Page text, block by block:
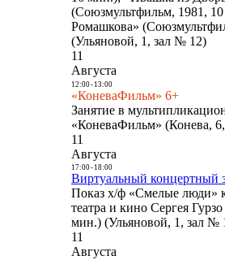
(Союзмультфильм, 1981,
Ромашкова»
(Ульяновой, 1, зал № 12)
11
Августа
12:00- 13:00
«КоневаФильм» 6+
Занятие в
«КоневаФильм» (Конева,
11
Августа
17:00- 18:00
Виртуальный концертный
Показ х/ф «Смелые люди»
театра и кино Сергея
мин.) (Ульяновой, 1, зал №
11
Августа